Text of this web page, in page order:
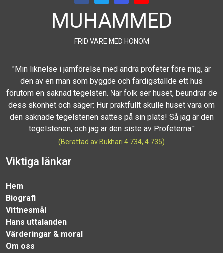
MUHAMMED
FRID VARE MED HONOM
"Min liknelse i jämförelse med andra profeter före mig, är
den av en man som byggde och färdigställde ett hus
förutom en saknad tegelsten. När folk ser huset, beundrar de
dess skönhet och säger: Hur praktfullt skulle huset vara om
den saknade tegelstenen sattes på sin plats! Så jag är den
tegelstenen, och jag är den siste av Profeterna."
(Berättad av Bukhari 4.734, 4.735)
Viktiga länkar
Hem
Biografi
Vittnesmål
Hans uttalanden
Värderingar & moral
Om oss